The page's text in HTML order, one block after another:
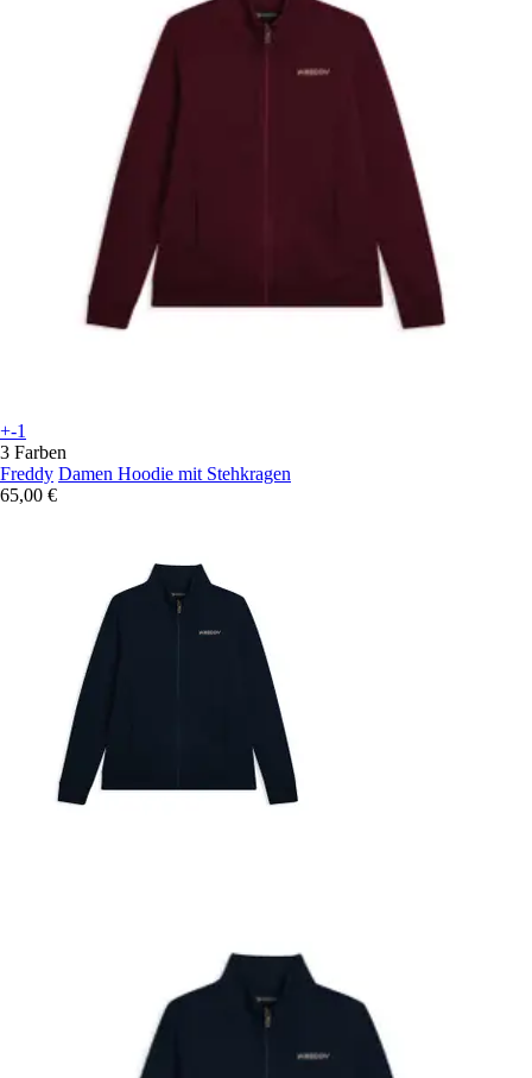
+-1
3 Farben
Freddy Damen Hoodie mit Stehkragen
65,00 €